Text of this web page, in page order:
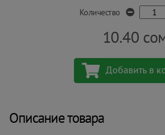
Количество
10.40
Добавить в
Описание товара